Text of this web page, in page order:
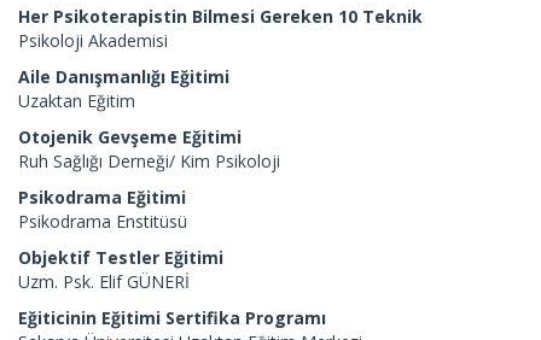
Her Psikoterapistin Bilmesi Gereken 10 Teknik
Psikoloji Akademisi
Aile Danışmanlığı Eğitimi
Uzaktan Eğitim
Otojenik Gevşeme Eğitimi
Ruh Sağlığı Derneği/ Kim Psikoloji
Psikodrama Eğitimi
Psikodrama Enstitüsü
Objektif Testler Eğitimi
Uzm. Psk. Elif GÜNERİ
Eğiticinin Eğitimi Sertifika Programı